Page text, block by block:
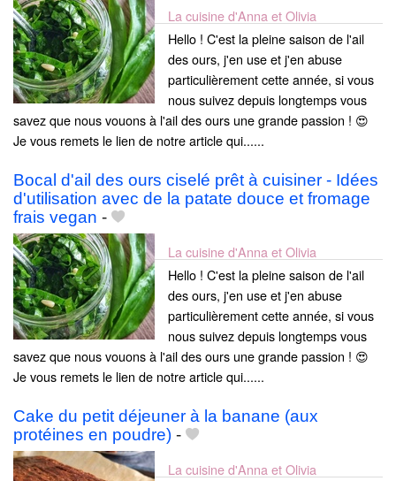
La cuisine d'Anna et Olivia
Hello ! C'est la pleine saison de l'ail
des ours, j'en use et j'en abuse
particulièrement cette année, si vous
nous suivez depuis longtemps vous
savez que nous vouons à l'ail des ours une grande passion ! 😍
Je vous remets le lien de notre article qui......
Bocal d'ail des ours ciselé prêt à cuisiner - Idées
d'utilisation avec de la patate douce et fromage
frais vegan -
La cuisine d'Anna et Olivia
Hello ! C'est la pleine saison de l'ail
des ours, j'en use et j'en abuse
particulièrement cette année, si vous
nous suivez depuis longtemps vous
savez que nous vouons à l'ail des ours une grande passion ! 😍
Je vous remets le lien de notre article qui......
Cake du petit déjeuner à la banane (aux
protéines en poudre) -
La cuisine d'Anna et Olivia